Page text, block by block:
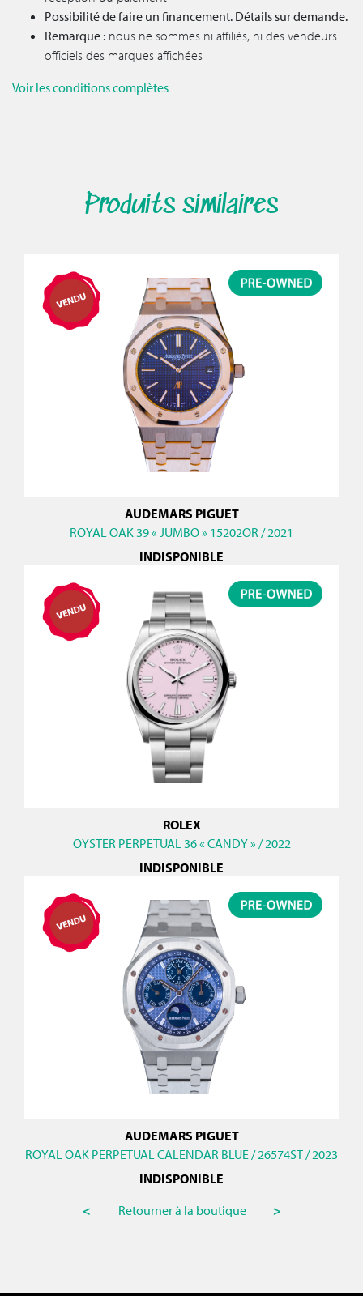
Possibilité de faire un financement. Détails sur demande.
Remarque : nous ne sommes ni affiliés, ni des vendeurs
officiels des marques affichées
Voir les conditions complètes
Produits similaires
AUDEMARS PIGUET
ROYAL OAK 39 « JUMBO » 15202OR / 2021
INDISPONIBLE
ROLEX
OYSTER PERPETUAL 36 « CANDY » / 2022
INDISPONIBLE
AUDEMARS PIGUET
ROYAL OAK PERPETUAL CALENDAR BLUE / 26574ST / 2023
INDISPONIBLE
<
Retourner à la boutique >